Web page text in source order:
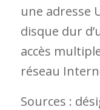
une adresse
disque dur
accès
réseau
Sources :